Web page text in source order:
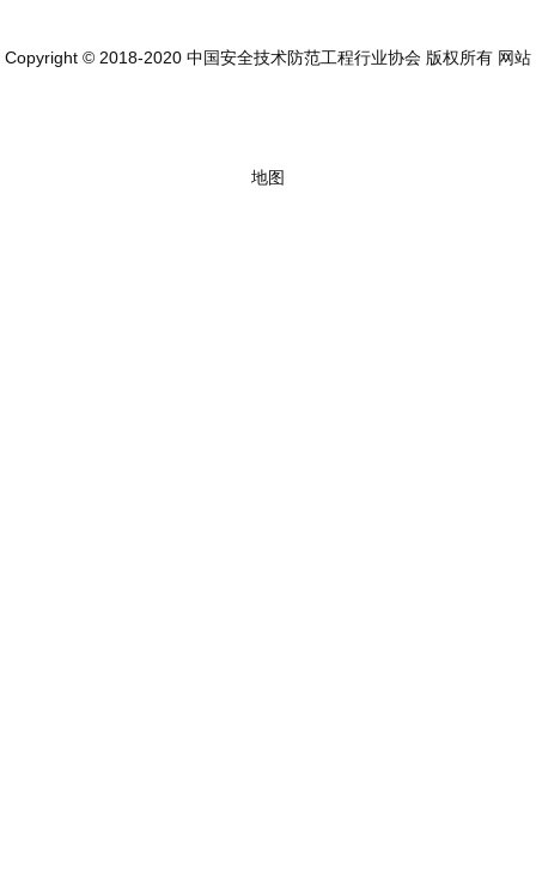
Copyright © 2018-2020 中国安全技术防范工程行业协会 版权所有 网站
地图